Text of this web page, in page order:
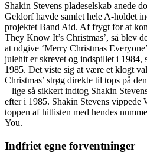
Shakin Stevens pladeselskab anede
Geldorf havde samlet hele A-holdet
projektet Band Aid. Af frygt for at
They Know It’s Christmas’, så blev
at udgive ‘Merry Christmas
julehit er skrevet og indspillet i 1984,
1985. Det viste sig at være et klogt
Christmas’ strøg direkte til tops på
– lige så sikkert indtog Shakin
efter i 1985. Shakin Stevens vippede
toppen af hitlisten med hendes
You.
Indfriet egne forventninger